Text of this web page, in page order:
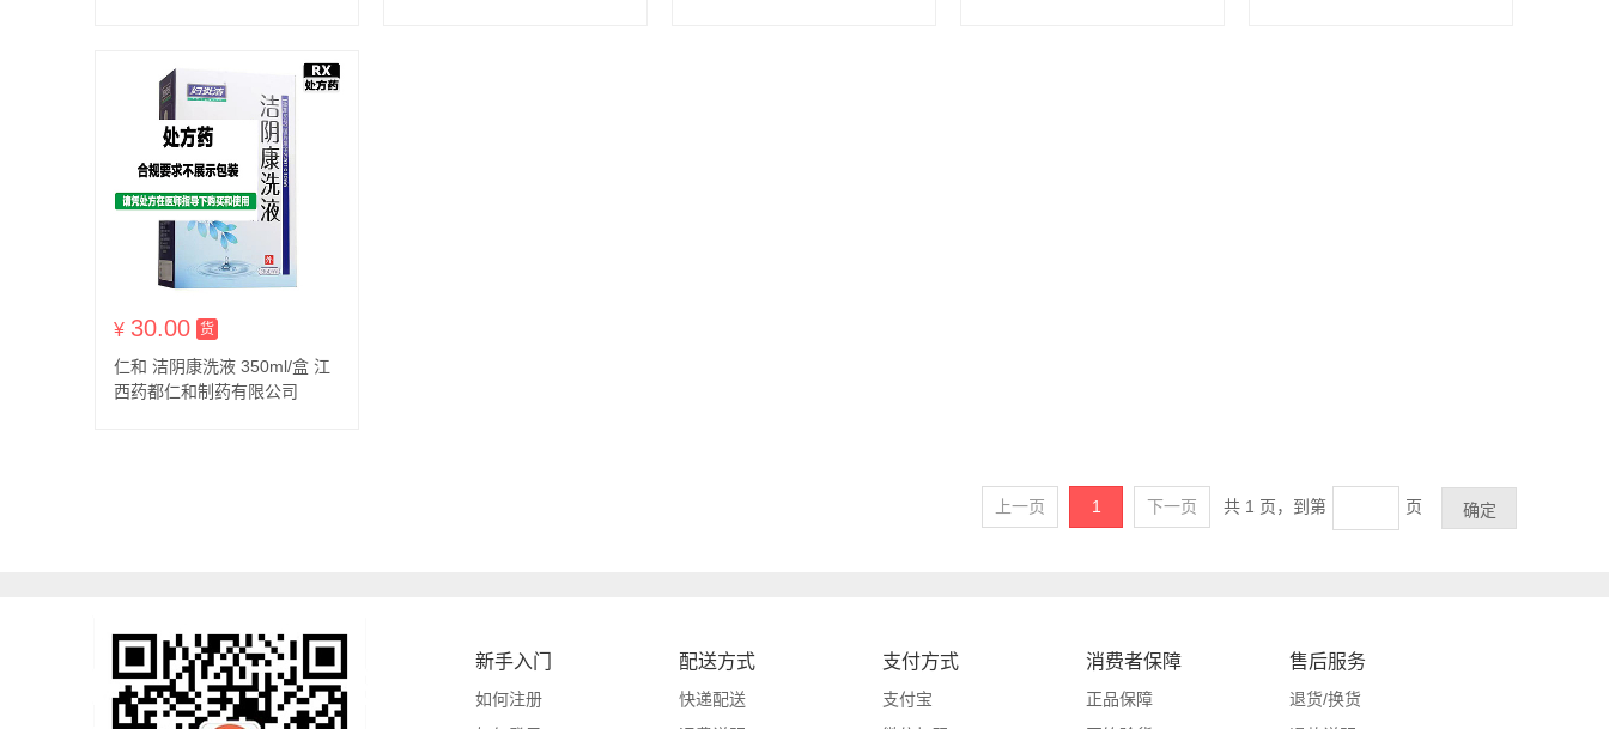
¥ 30.00 货
仁和 洁阴康洗液 350ml/盒 江
西药都仁和制药有限公司
上一页 1 下一页 共 1 页， 到第 页
新手入门
如何注册
配送方式
快递配送
支付方式
支付宝
消费者保障
正品保障
售后服务
退货/换货